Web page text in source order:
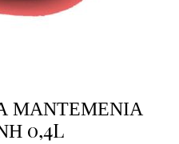
ΜΑΝΤΕΜΕΝΙΑ
0,4L